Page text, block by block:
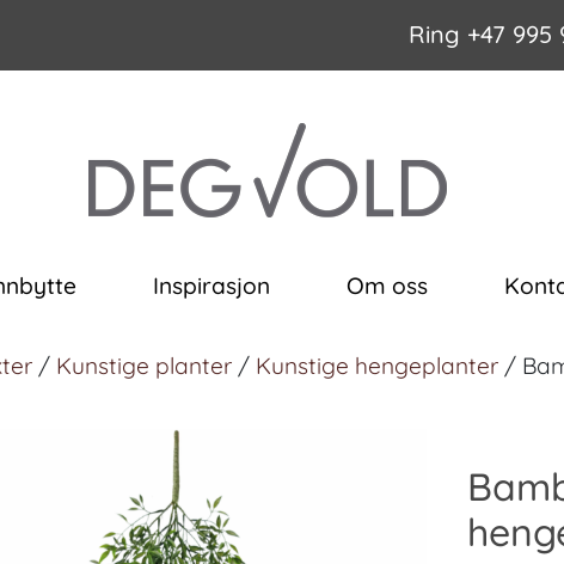
Ring +47 995
Inspirasjon Om oss
/ Kunstige planter / Kunstige hengeplanter /